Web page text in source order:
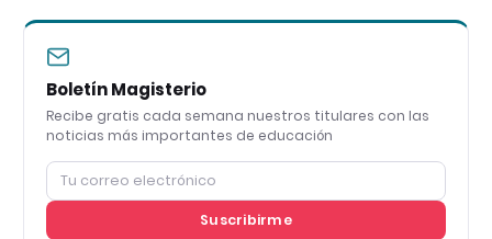
Boletín Magisterio
Recibe gratis cada semana nuestros titulares con las
noticias más importantes de educación
Suscribirme